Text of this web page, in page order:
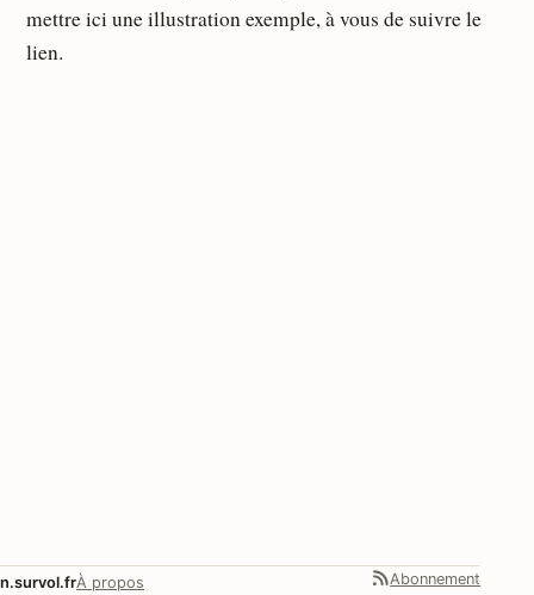
mettre ici une illustration exemple, à vous de suivre le
lien.
n.survol.frÀ propos Abonnement